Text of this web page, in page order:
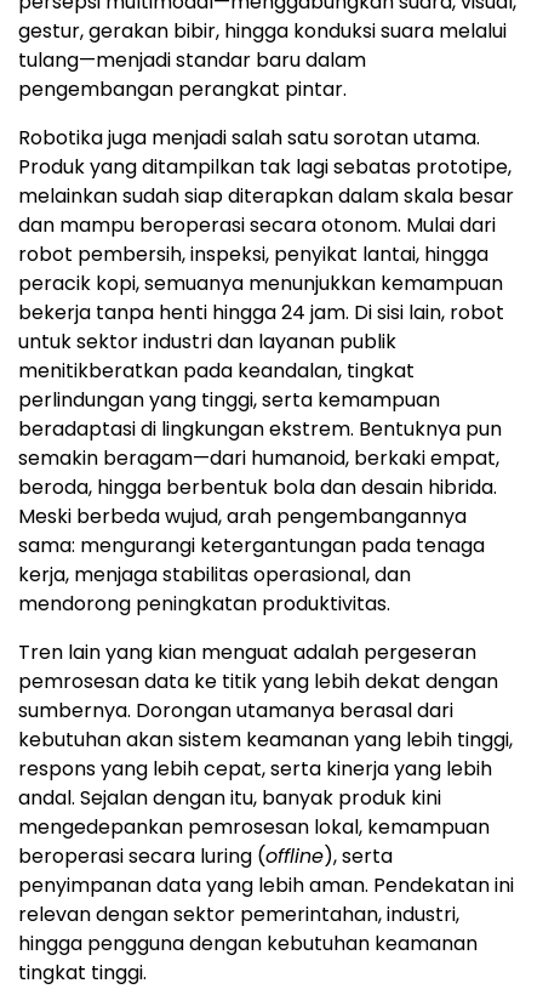
gestur, gerakan bibir, hingga konduksi suara melalui
tulang—menjadi standar baru dalam
pengembangan perangkat pintar.
Robotika juga menjadi salah satu sorotan utama.
Produk yang ditampilkan tak lagi sebatas prototipe,
melainkan sudah siap diterapkan dalam skala besar
dan mampu beroperasi secara otonom. Mulai dari
robot pembersih, inspeksi, penyikat lantai, hingga
peracik kopi, semuanya menunjukkan kemampuan
bekerja tanpa henti hingga 24 jam. Di sisi lain, robot
untuk sektor industri dan layanan publik
menitikberatkan pada keandalan, tingkat
perlindungan yang tinggi, serta kemampuan
beradaptasi di lingkungan ekstrem. Bentuknya pun
semakin beragam—dari humanoid, berkaki empat,
beroda, hingga berbentuk bola dan desain hibrida.
Meski berbeda wujud, arah pengembangannya
sama: mengurangi ketergantungan pada tenaga
kerja, menjaga stabilitas operasional, dan
mendorong peningkatan produktivitas.
Tren lain yang kian menguat adalah pergeseran
pemrosesan data ke titik yang lebih dekat dengan
sumbernya. Dorongan utamanya berasal dari
kebutuhan akan sistem keamanan yang lebih tinggi,
respons yang lebih cepat, serta kinerja yang lebih
andal. Sejalan dengan itu, banyak produk kini
mengedepankan pemrosesan lokal, kemampuan
beroperasi secara luring (offline), serta
penyimpanan data yang lebih aman. Pendekatan ini
relevan dengan sektor pemerintahan, industri,
hingga pengguna dengan kebutuhan keamanan
tingkat tinggi.